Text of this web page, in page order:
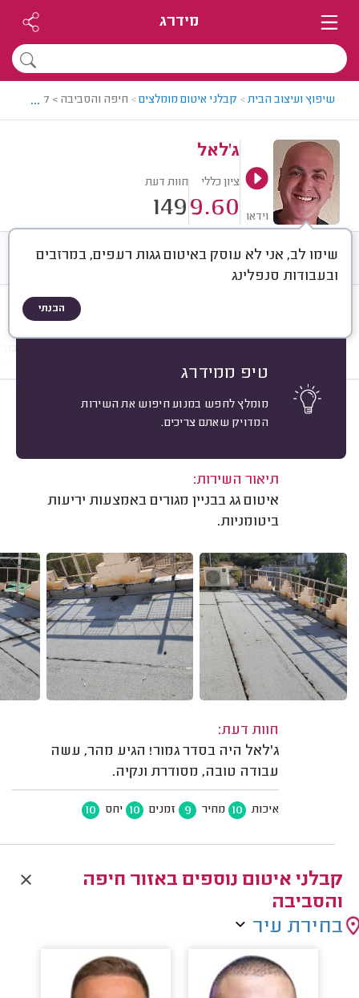
מידרג
שיפוץ ועיצוב הבית> קבלני איטום מומלצים> חיפה והסביבה > קבלן
...
וידאו
ג'לאל
ציון כללי
9.60
חוות דעת
149
שימו לב, אני לא עוסק באיטום גגות רעפים, במרזבים
ובעבודות סנפלינג
הבנתי
טיפ ממידרג
מומלץ לחפש במנוע חיפוש את השירות
המדויק שאתם צריכים.
חוות דעת ממוצע רישוי ותעודות
דני שדד, חיפה.
אשרור: 21/05/2024
תיאור השירות:
איטום גג בבניין מגורים באמצעות יריעות
ביטומניות.
חוות דעת:
ג'לאל היה בסדר גמור! הגיע מהר, עשה
עבודה טובה, מסודרת ונקיה.
איכות 10 מחיר 9 זמנים 10 יחס 10
10
קבלני איטום נוספים באזור חיפה
והסביבה
בחירת עיר